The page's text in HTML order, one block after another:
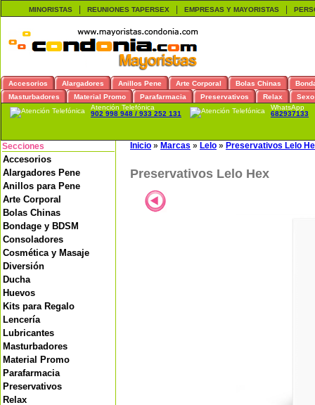
MINORISTAS REUNIONES TAPERSEX EMPRESAS Y MAYORISTAS
Accesorios Alargadores Anillos Pene Arte Corporal Bolas Chinas
Masturbadores
Material Promo Parafarmacia Preservativos Relax
Atención Telefónica
902 998 948 / 933 252 131
WhatsApp
682937133
Secciones
Accesorios
Alargadores Pene
Anillos para Pene
Arte Corporal
Bolas Chinas
Bondage y BDSM
Consoladores
Cosmética y Masaje
Diversión
Ducha
Huevos
Kits para Regalo
Lencería
Lubricantes
Masturbadores
Material Promo
Parafarmacia
Preservativos
Relax
Inicio » Marcas » Lelo » Preservativos Lelo
Preservativos Lelo Hex